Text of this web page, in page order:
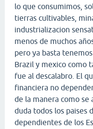
lo que consumimos,
tierras cultivables,
industrializacion
menos de muchos
pero ya basta
Brazil y mexico como
fue al descalabro. El
financiera no
de la manera como se
duda todos los paises
dependientes de los